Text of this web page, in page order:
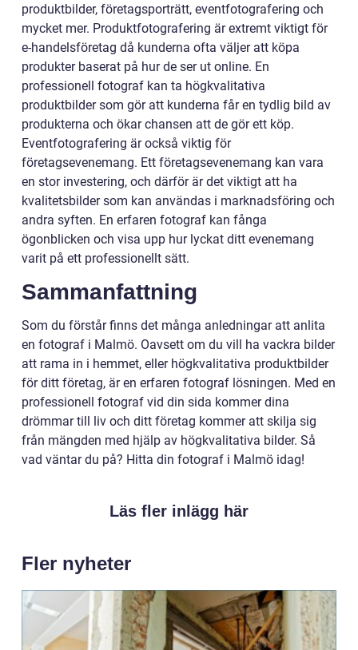
produktbilder, företagsporträtt, eventfotografering och
mycket mer. Produktfotografering är extremt viktigt för
e-handelsföretag då kunderna ofta väljer att köpa
produkter baserat på hur de ser ut online. En
professionell fotograf kan ta högkvalitativa
produktbilder som gör att kunderna får en tydlig bild av
produkterna och ökar chansen att de gör ett köp.
Eventfotografering är också viktig för
företagsevenemang. Ett företagsevenemang kan vara
en stor investering, och därför är det viktigt att ha
kvalitetsbilder som kan användas i marknadsföring och
andra syften. En erfaren fotograf kan fånga
ögonblicken och visa upp hur lyckat ditt evenemang
varit på ett professionellt sätt.
Sammanfattning
Som du förstår finns det många anledningar att anlita
en fotograf i Malmö. Oavsett om du vill ha vackra bilder
att rama in i hemmet, eller högkvalitativa produktbilder
för ditt företag, är en erfaren fotograf lösningen. Med en
professionell fotograf vid din sida kommer dina
drömmar till liv och ditt företag kommer att skilja sig
från mängden med hjälp av högkvalitativa bilder. Så
vad väntar du på? Hitta din fotograf i Malmö idag!
Läs fler inlägg här
Fler nyheter